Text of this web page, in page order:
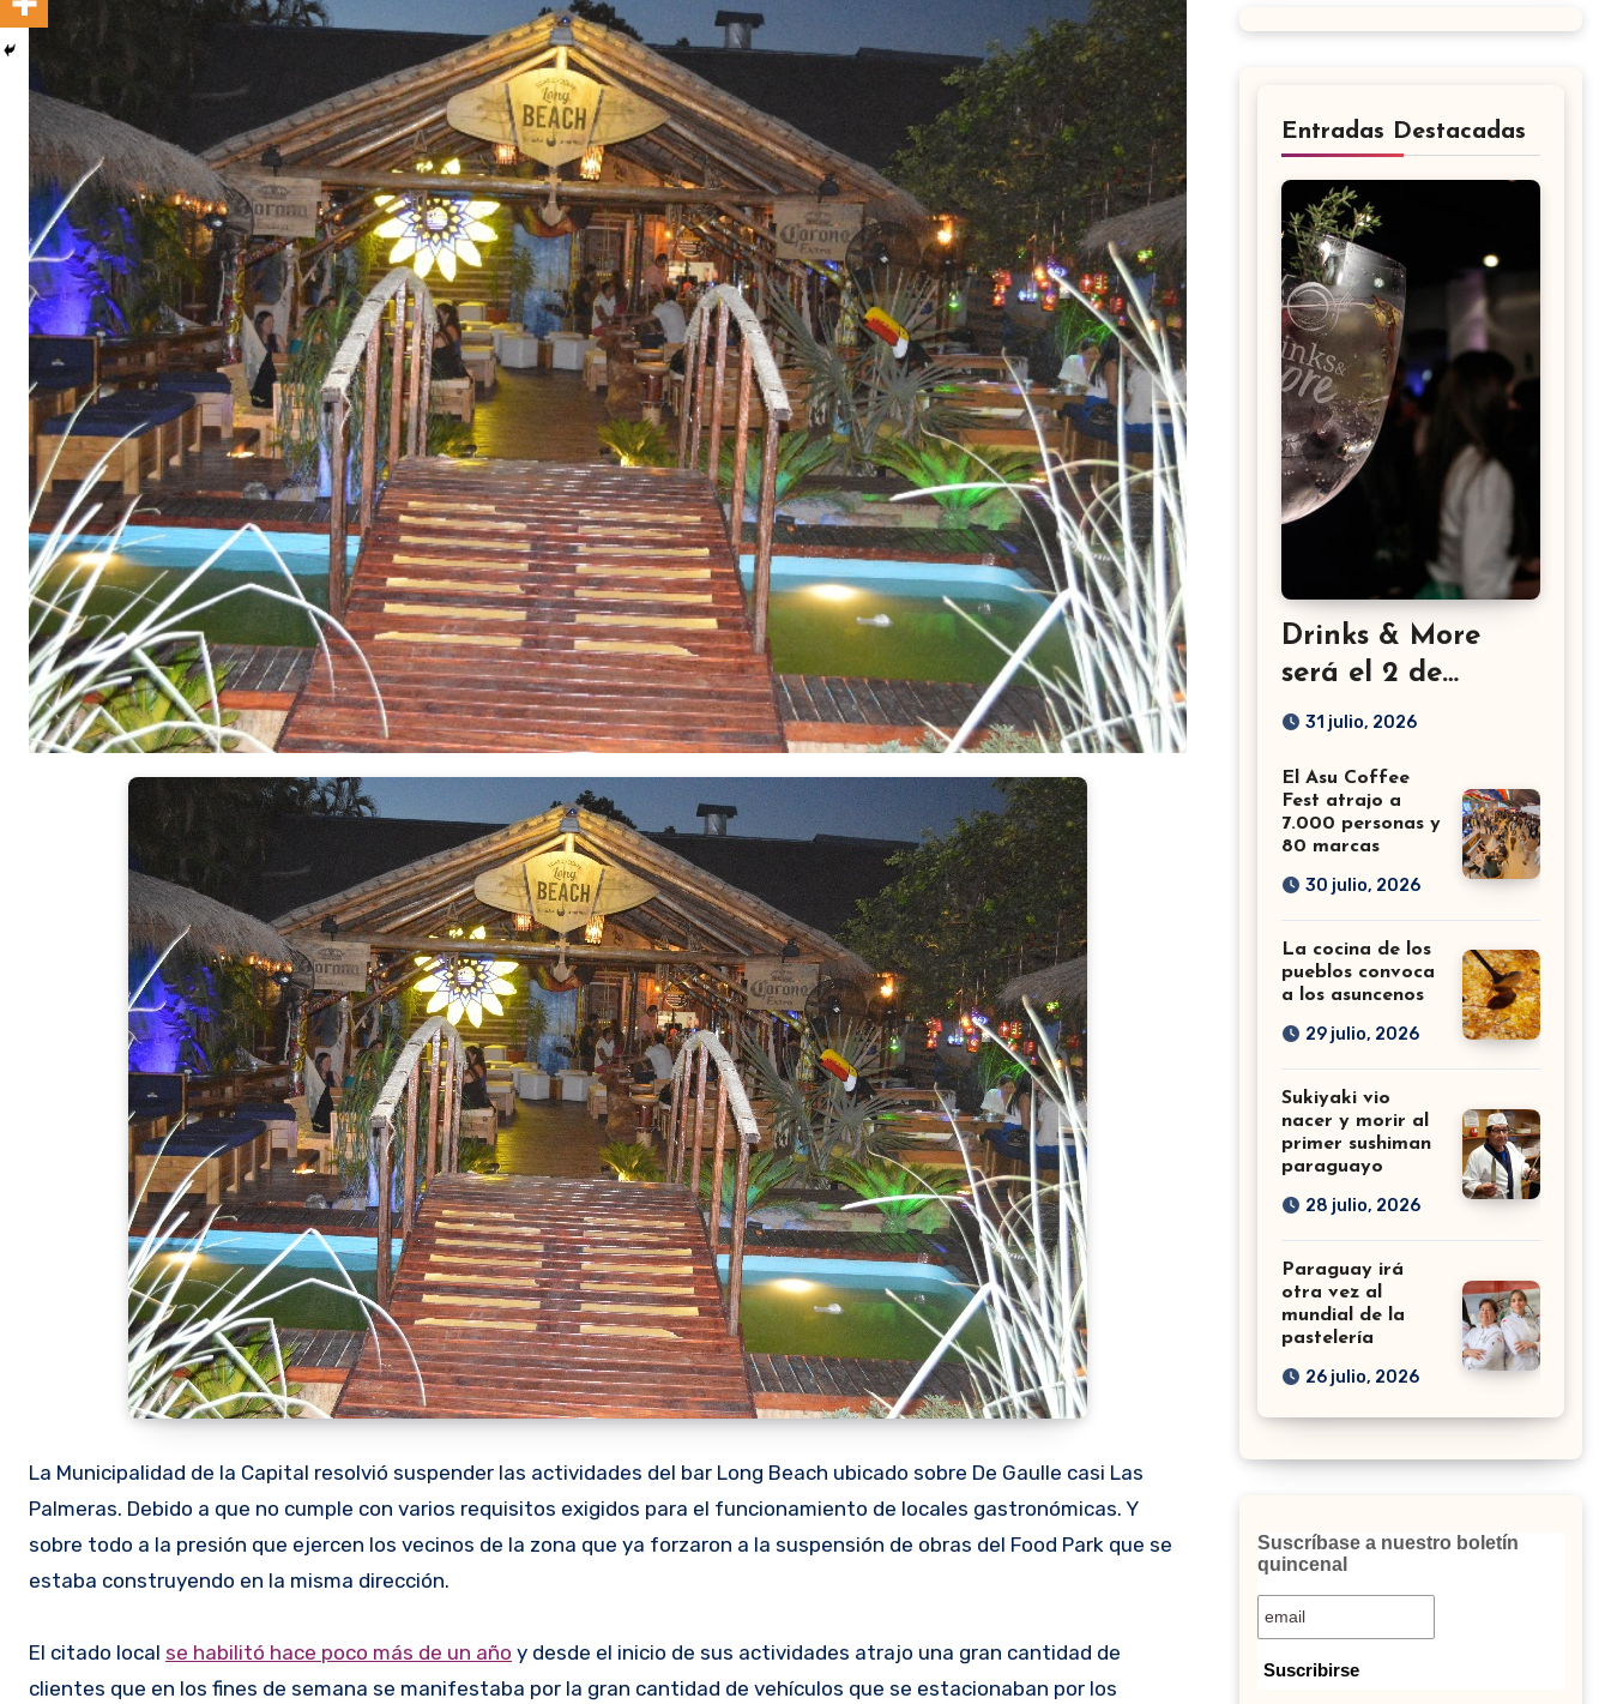
La Municipalidad de la Capital resolvió suspender las actividades del bar Long Beach ubicado sobre De Gaulle casi Las
Palmeras. Debido a que no cumple con varios requisitos exigidos para el funcionamiento de locales gastronómicas. Y
sobre todo a la presión que ejercen los vecinos de la zona que ya forzaron a la suspensión de obras del Food Park que se
estaba construyendo en la misma dirección.
El citado local se habilitó hace poco más de un año y desde el inicio de sus actividades atrajo una gran cantidad de
clientes que en los fines de semana se manifestaba por la gran cantidad de vehículos que se estacionaban por los
Entradas Destacadas
Drinks & More
será el 2 de
setiembre en el
31 julio, 2026
El Asu Coffee
Fest atrajo a
7.000 personas y
80 marcas
30 julio, 2026
La cocina de los
pueblos convoca
a los asuncenos
29 julio, 2026
Sukiyaki vio
nacer y morir al
primer sushiman
paraguayo
28 julio, 2026
Paraguay irá
otra vez al
mundial de la
pastelería
26 julio, 2026
Suscríbase a nuestro boletín
quincenal